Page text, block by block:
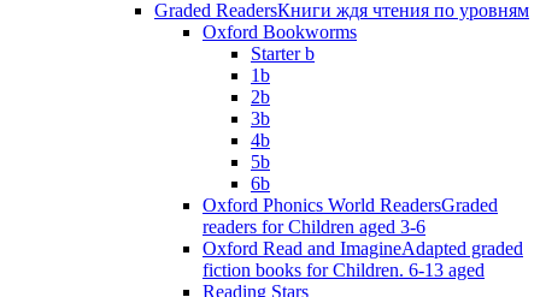
Graded ReadersКниги ждя чтения по уровням
Oxford Bookworms
Starter b
1b
2b
3b
4b
5b
6b
Oxford Phonics World ReadersGraded
readers for Children aged 3-6
Oxford Read and ImagineAdapted graded
fiction books for Children. 6-13 aged
Reading Stars